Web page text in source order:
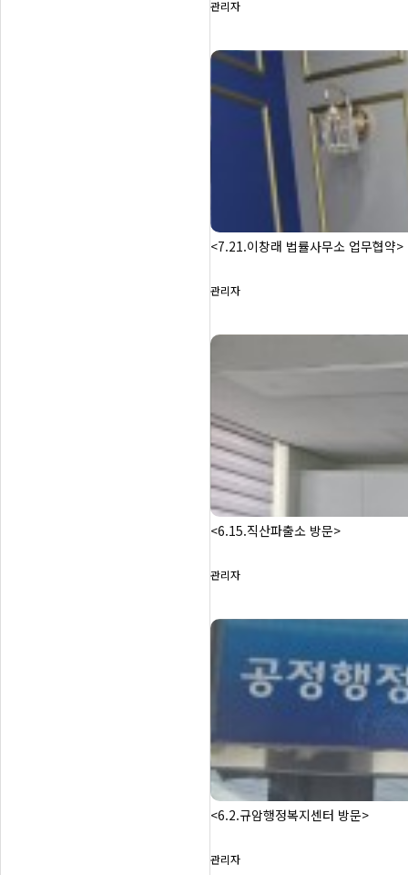
관리자
<7.21.이창래 법률사무소 업무협약>
관리자
<6.15.직산파출소 방문>
관리자
<6.2.규암행정복지센터 방문>
관리자